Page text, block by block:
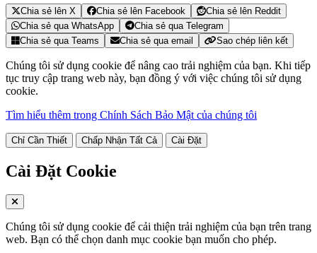
Chia sẻ lên X Chia sẻ lên Facebook
Chia sẻ lên Reddit
Chia sẻ qua WhatsApp
Chia sẻ qua Telegram
Chia sẻ qua Teams
Chia sẻ qua email Sao chép liên kết
Chúng tôi sử dụng cookie để nâng cao trải nghiệm của bạn. Khi tiếp
tục truy cập trang web này, bạn đồng ý với việc chúng tôi sử dụng
cookie.
Tìm hiểu thêm trong Chính Sách Bảo Mật của chúng tôi
Chỉ Cần Thiết Chấp Nhận Tất Cả Cài Đặt
Cài Đặt Cookie
Chúng tôi sử dụng cookie để cải thiện trải nghiệm của bạn trên trang
web. Bạn có thể chọn danh mục cookie bạn muốn cho phép.